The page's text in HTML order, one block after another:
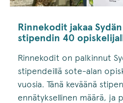
Rinnekodit jakaa
stipendin 40
Rinnekodit on palkinnut
stipendeillä sote-alan
vuosia. Tänä keväänä
ennätyksellinen määrä, ja